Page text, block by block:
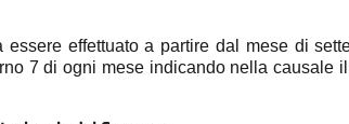
essere effettuato a partire dal mese di
7 di ogni mese indicando nella causale